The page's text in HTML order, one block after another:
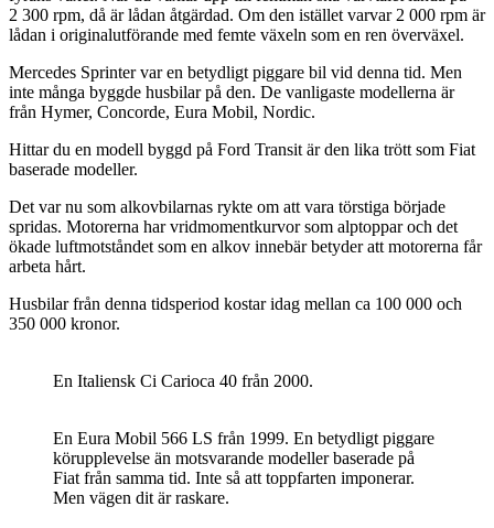
2 300 rpm, då är lådan åtgärdad. Om den istället varvar 2 000 rpm är
lådan i originalutförande med femte växeln som en ren överväxel.
Mercedes Sprinter var en betydligt piggare bil vid denna tid. Men
inte många byggde husbilar på den. De vanligaste modellerna är
från Hymer, Concorde, Eura Mobil, Nordic.
Hittar du en modell byggd på Ford Transit är den lika trött som Fiat
baserade modeller.
Det var nu som alkovbilarnas rykte om att vara törstiga började
spridas. Motorerna har vridmomentkurvor som alptoppar och det
ökade luftmotståndet som en alkov innebär betyder att motorerna får
arbeta hårt.
Husbilar från denna tidsperiod kostar idag mellan ca 100 000 och
350 000 kronor.
En Italiensk Ci Carioca 40 från 2000.
En Eura Mobil 566 LS från 1999. En betydligt piggare
körupplevelse än motsvarande modeller baserade på
Fiat från samma tid. Inte så att toppfarten imponerar.
Men vägen dit är raskare.